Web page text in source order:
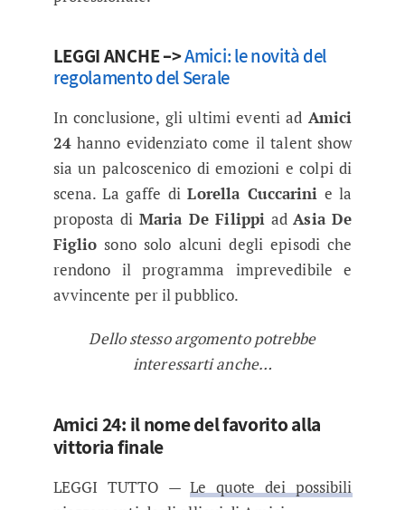
LEGGI ANCHE –>Amici: le novità del
regolamento del Serale
In conclusione, gli ultimi eventi ad Amici
24hanno evidenziato come il talent show
sia un palcoscenico di emozioni e colpi di
scena. La gaffe diLorella Cuccarini e la
proposta di Maria De Filippi adAsia De
Figlio sono solo alcuni degli episodi che
rendono il programma imprevedibile e
avvincente per il pubblico.
Dello stesso argomento potrebbe
interessarti anche…
Amici 24: il nome del favorito alla
vittoria finale
LEGGI TUTTO —Le quote dei possibili